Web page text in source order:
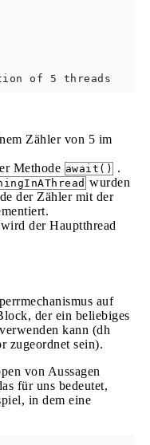
Zähler von 5 im
Methode await()
.
wurden
der Zähler mit der
der Hauptthread
auf
der ein beliebiges
kann (dh
zugeordnet sein).
von Aussagen
für uns bedeutet,
in dem eine